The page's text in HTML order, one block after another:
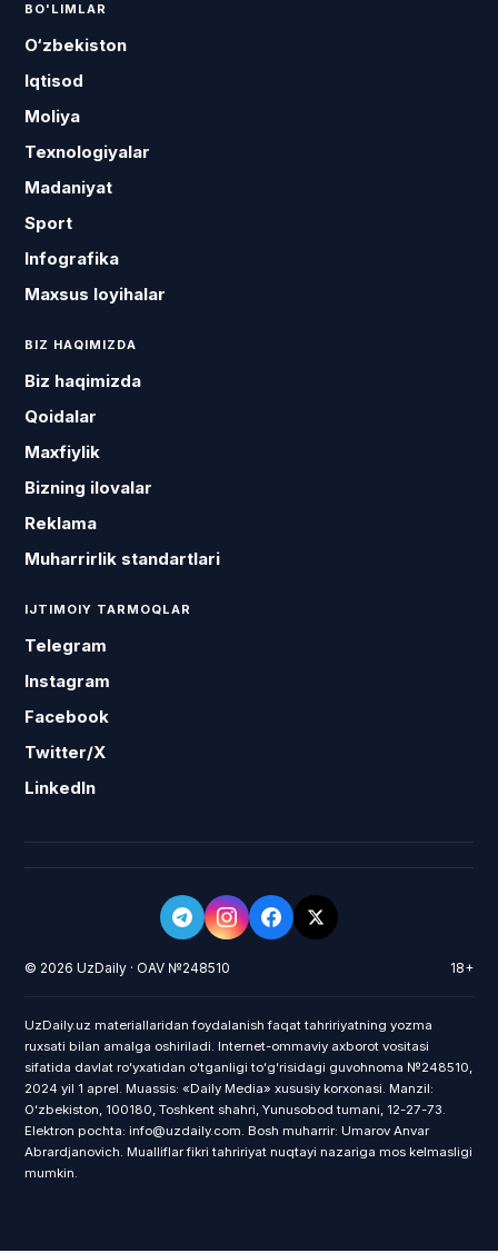
BO'LIMLAR
O‘zbekiston
Iqtisod
Moliya
Texnologiyalar
Madaniyat
Sport
Infografika
Maxsus loyihalar
BIZ HAQIMIZDA
Biz haqimizda
Qoidalar
Maxfiylik
Bizning ilovalar
Reklama
Muharrirlik standartlari
IJTIMOIY TARMOQLAR
Telegram
Instagram
Facebook
Twitter/X
LinkedIn
© 2026 UzDaily · OAV №248510 18+
UzDaily.uz materiallaridan foydalanish faqat tahririyatning yozma
ruxsati bilan amalga oshiriladi. Internet-ommaviy axborot vositasi
sifatida davlat roʻyxatidan oʻtganligi toʻgʻrisidagi guvohnoma №248510,
2024 yil 1 aprel. Muassis: «Daily Media» xususiy korxonasi. Manzil:
Oʻzbekiston, 100180, Toshkent shahri, Yunusobod tumani, 12-27-73.
Elektron pochta: info@uzdaily.com. Bosh muharrir: Umarov Anvar
Abrardjanovich. Mualliflar fikri tahririyat nuqtayi nazariga mos kelmasligi
mumkin.